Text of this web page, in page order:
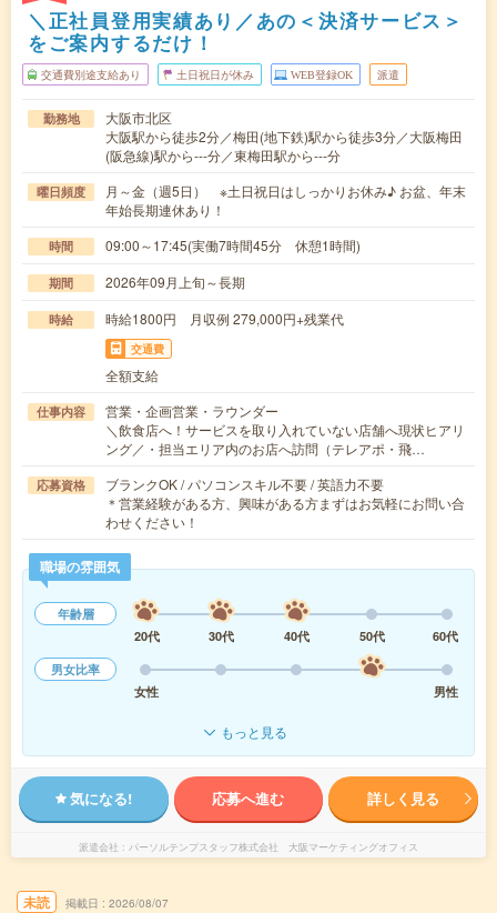
＼正社員登用実績あり／あの＜決済サービス＞
をご案内するだけ！
交通費別途支給あり 土日祝日が休み WEB登録OK 派遣
勤務地
大阪市北区
大阪駅から徒歩2分／梅田(地下鉄)駅から徒歩3分／大阪梅田
(阪急線)駅から---分／東梅田駅から---分
曜日頻度
月～金（週5日） ※土日祝日はしっかりお休み♪ お盆、年末
年始長期連休あり！
時間 09:00～17:45(実働7時間45分 休憩1時間)
期間 2026年09月上旬～長期
時給 時給1800円 月収例 279,000円+残業代
交通費
全額支給
仕事内容
営業・企画営業・ラウンダー
＼飲食店へ！サービスを取り入れていない店舗へ現状ヒアリ
ング／・担当エリア内のお店へ訪問（テレアポ・飛…
応募資格
ブランクOK / パソコンスキル不要 / 英語力不要
＊営業経験がある方、興味がある方まずはお気軽にお問い合
わせください！
職場の雰囲気
年齢層
20代
30代 40代 50代
60代
男女比率
女性
男性
もっと見る
気になる! 応募へ進む 詳しく見る
派遣会社 パーソルテンプスタッフ株式会社 大阪マーケティングオフィス
未読 掲載日 2026/08/07